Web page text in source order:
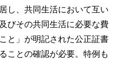
し、共同生活において互い
びその共同生活に必要な費
と」が明記された公正証書
ことの確認が必要。特例も